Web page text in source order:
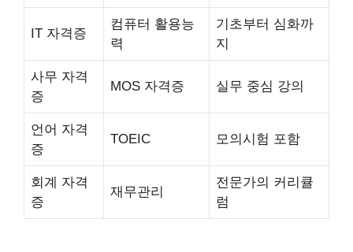
IT 자격증
컴퓨터 활용능
력
기초부터 심화까
지
사무 자격
증
MOS 자격증 실무 중심 강의
언어 자격
증
TOEIC 모의시험 포함
회계 자격
증
재무관리
전문가의 커리큘
럼